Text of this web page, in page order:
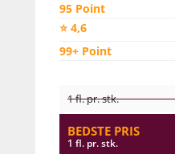
95 Point
⭐ 4,6
99+ Point
1 fl. pr. stk.
BEDSTE PRIS
1 fl. pr. stk.